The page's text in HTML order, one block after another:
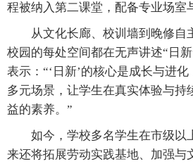
程被纳入第二课堂，配备专业场室
从文化长廊、校训墙到晚修自
校园的每处空间都在无声讲述“日
表示：“‘日新’的核心是成长与进
多元场景，让学生在真实体验与持
益的素养。”
如今，学校多名学生在市级以
来还将拓展劳动实践基地、加强与